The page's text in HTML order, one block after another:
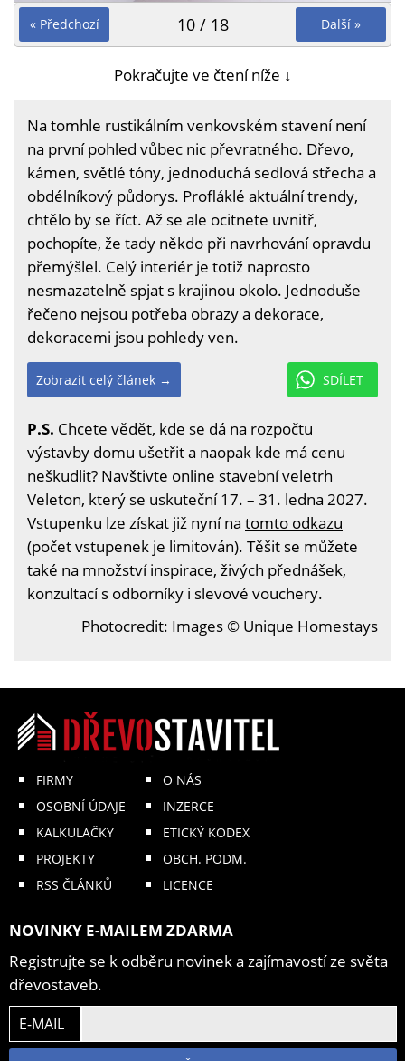
« Předchozí Další »
10 / 18
Pokračujte ve čtení níže ↓
Na tomhle rustikálním venkovském stavení není
na první pohled vůbec nic převratného. Dřevo,
kámen, světlé tóny, jednoduchá sedlová střecha a
obdélníkový půdorys. Profláklé aktuální trendy,
chtělo by se říct. Až se ale ocitnete uvnitř,
pochopíte, že tady někdo při navrhování opravdu
přemýšlel. Celý interiér je totiž naprosto
nesmazatelně spjat s krajinou okolo. Jednoduše
řečeno nejsou potřeba obrazy a dekorace,
dekoracemi jsou pohledy ven.
SDÍLET
Zobrazit celý článek →
P.S. Chcete vědět, kde se dá na rozpočtu
výstavby domu ušetřit a naopak kde má cenu
neškudlit? Navštivte online stavební veletrh
Veleton, který se uskuteční 17. – 31. ledna 2027.
Vstupenku lze získat již nyní na tomto odkazu
(počet vstupenek je limitován). Těšit se můžete
také na množství inspirace, živých přednášek,
konzultací s odborníky i slevové vouchery.
Photocredit: Images © Unique Homestays
FIRMY
OSOBNÍ ÚDAJE
KALKULAČKY
PROJEKTY
RSS ČLÁNKŮ
O NÁS
INZERCE
ETICKÝ KODEX
OBCH. PODM.
LICENCE
NOVINKY E-MAILEM ZDARMA
Registrujte se k odběru novinek a zajímavostí ze světa
dřevostaveb.
E-MAIL